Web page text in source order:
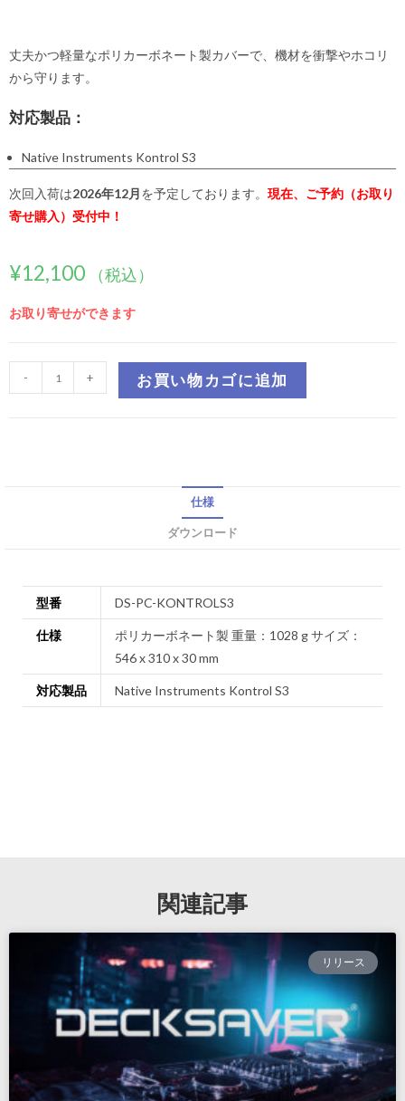
丈夫かつ軽量なポリカーボネート製カバーで、機材を衝撃やホコリ
から守ります。
対応製品：
Native Instruments Kontrol S3
次回入荷は2026年12月を予定しております。 現在、ご予約（お取り
寄せ購入）受付中！
¥12,100 （税込）
お取り寄せができます
- + お買い物カゴに追加
仕様
ダウンロード
型番 DS-PC-KONTROLS3
仕様
ポリカーボネート製 重量：1028 g サイズ：
546 x 310 x 30 mm
対応製品 Native Instruments Kontrol S3
関連記事
リリース